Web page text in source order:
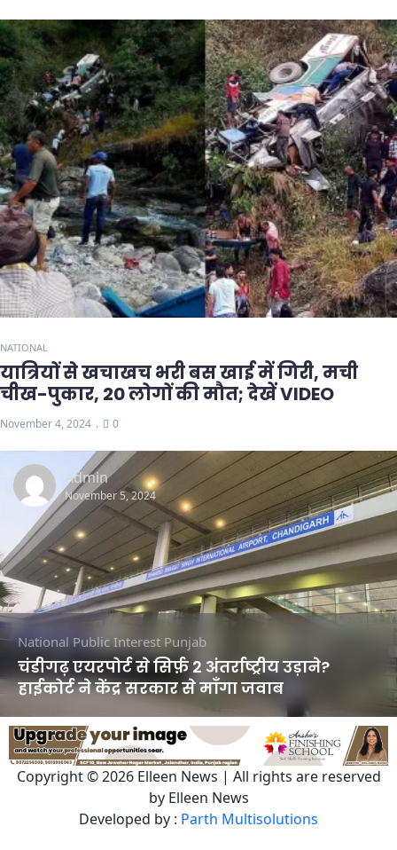
NATIONAL
यात्रियों से खचाखच भरी बस खाई में गिरी, मची
चीख-पुकार, 20 लोगों की मौत; देखें VIDEO
November 4, 2024 0
Admin
November 5, 2024
National Public Interest Punjab
चंडीगढ़ एयरपोर्ट से सिर्फ़ 2 अंतर्राष्ट्रीय उड़ाने?
हाईकोर्ट ने केंद्र सरकार से माँगा जवाब
Copyright © 2026 Elleen News | All rights are reserved
by Elleen News
Developed by : Parth Multisolutions